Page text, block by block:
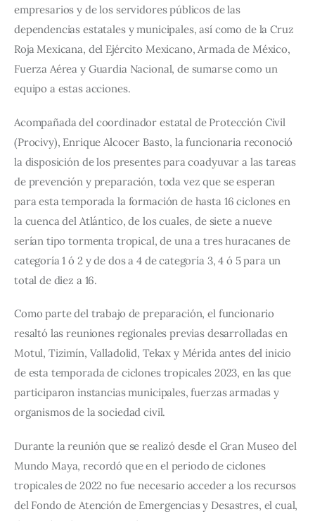
empresarios y de los servidores públicos de las
dependencias estatales y municipales, así como de la Cruz
Roja Mexicana, del Ejército Mexicano, Armada de México,
Fuerza Aérea y Guardia Nacional, de sumarse como un
equipo a estas acciones.
Acompañada del coordinador estatal de Protección Civil
(Procivy), Enrique Alcocer Basto, la funcionaria reconoció
la disposición de los presentes para coadyuvar a las tareas
de prevención y preparación, toda vez que se esperan
para esta temporada la formación de hasta 16 ciclones en
la cuenca del Atlántico, de los cuales, de siete a nueve
serían tipo tormenta tropical, de una a tres huracanes de
categoría 1 ó 2 y de dos a 4 de categoría 3, 4 ó 5 para un
total de diez a 16.
Como parte del trabajo de preparación, el funcionario
resaltó las reuniones regionales previas desarrolladas en
Motul, Tizimín, Valladolid, Tekax y Mérida antes del inicio
de esta temporada de ciclones tropicales 2023, en las que
participaron instancias municipales, fuerzas armadas y
organismos de la sociedad civil.
Durante la reunión que se realizó desde el Gran Museo del
Mundo Maya, recordó que en el periodo de ciclones
tropicales de 2022 no fue necesario acceder a los recursos
del Fondo de Atención de Emergencias y Desastres, el cual,